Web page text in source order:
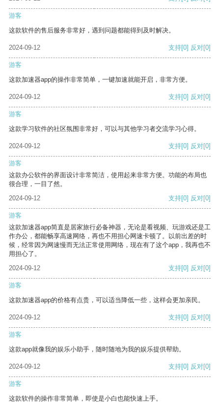
游客
这款软件的售后服务非常好，遇到问题都能得到及时解决。
2024-09-12 支持[0] 反对[0]
游客
这款加速器app的操作非常简单，一键加速就能开启，非常方便。
2024-09-12 支持[0] 反对[0]
游客
这款学习软件的社区氛围非常好，可以与其他学习者交流学习心得。
2024-09-12 支持[0] 反对[0]
游客
这款办公软件的界面设计非常简洁，使用起来非常方便。功能的布局也
很合理，一目了然。
2024-09-12
支持[0] 反对[0]
游客
这款加速器app简直是居家旅行必备神器，无论是看视频、玩游戏还是工
作办公，都能畅享高速网络，再也不用担心网速卡顿了。以前出差的时
候，经常因为网速慢而无法正常使用网络，现在有了这个app，我再也不
用担心了。
2024-09-12
支持[0] 反对[0]
游客
这款加速器app的价格有点贵，可以适当降低一些，这样会更加亲民。
2024-09-12 支持[0] 反对[0]
游客
这款app就像我的娱乐小助手，随时随地为我的娱乐提供帮助。
2024-09-12 支持[0] 反对[0]
游客
这款软件的操作非常简单，即使是小白也能快速上手。